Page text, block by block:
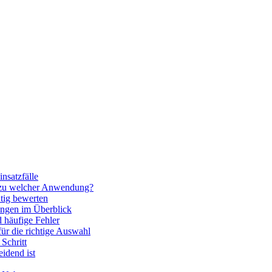
welcher Anwendung?
bewerten
im Überblick
häufige Fehler
die richtige Auswahl
ist